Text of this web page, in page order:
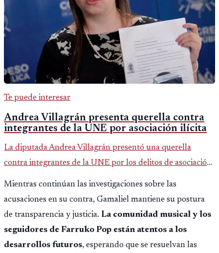
Te puede interesar
Andrea Villagrán presenta querella contra
integrantes de la UNE por asociación ilícita
La diputada Andrea Villagrán presentó una querella
contra integrantes de la UNE por los delitos de asociación
ilícita, terrorismo y sedición.
Mientras continúan las investigaciones sobre las
acusaciones en su contra, Gamaliel mantiene su postura
de transparencia y justicia. La comunidad musical y los
seguidores de Farruko Pop están atentos a los
desarrollos futuros, esperando que se resuelvan las